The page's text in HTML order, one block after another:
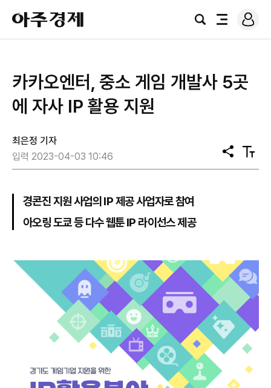
아
주
경
검
전
로
그
카카오엔터, 중소 게임 개발사 5곳
에 자사 IP 활용 지원
최은정 기자
입력 2023-04-03 10:46
공
유
텍
스
경콘진 지원 사업의 IP 제공 사업자로 참여
아오링 도쿄 등 다수 웹툰 IP 라이선스 제공